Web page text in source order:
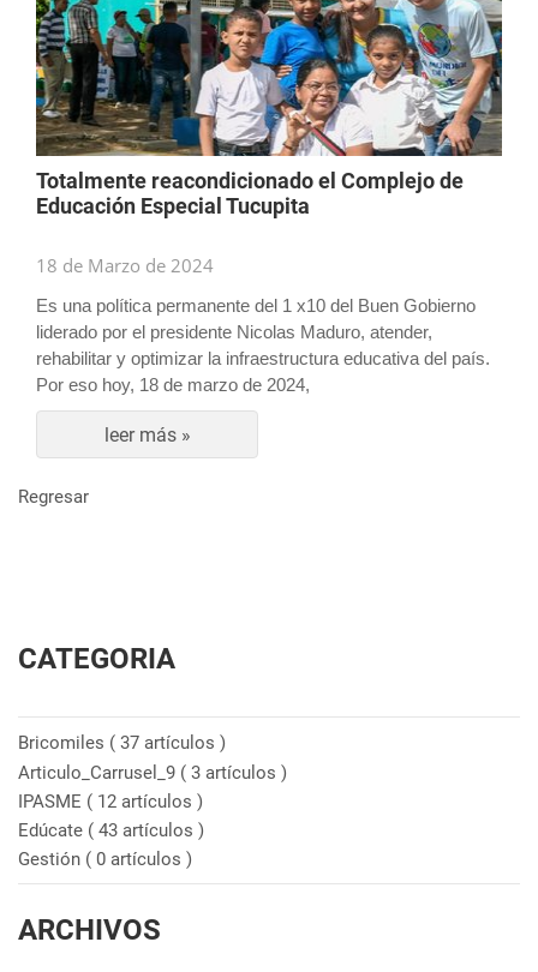
Totalmente reacondicionado el Complejo de
Educación Especial Tucupita
18 de Marzo de 2024
Es una política permanente del 1 x10 del Buen Gobierno
liderado por el presidente Nicolas Maduro, atender,
rehabilitar y optimizar la infraestructura educativa del país.
Por eso hoy, 18 de marzo de 2024,
leer más »
Regresar
CATEGORIA
Bricomiles ( 37 artículos )
Articulo_Carrusel_9 ( 3 artículos )
IPASME ( 12 artículos )
Edúcate ( 43 artículos )
Gestión ( 0 artículos )
ARCHIVOS